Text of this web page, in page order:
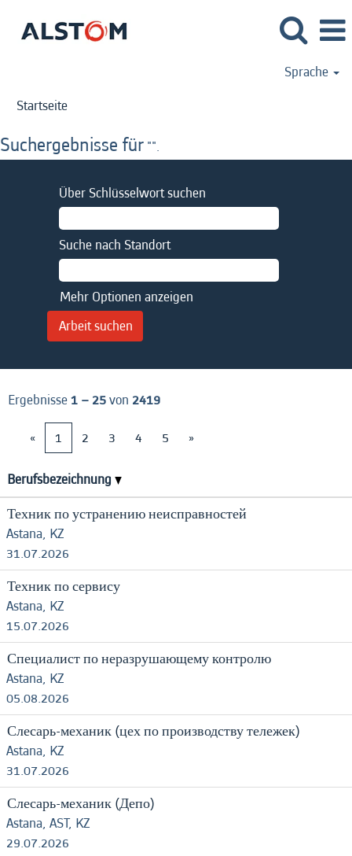
Sprache
Startseite
Suchergebnisse für "".
Über Schlüsselwort suchen
Suche nach Standort
Mehr Optionen anzeigen
Ergebnisse1 – 25von 2419
«
1 2 3 4 5 »
Berufsbezeichnung
Техник по устранению неисправностей
Astana, KZ
31.07.2026
Техник по сервису
Astana, KZ
15.07.2026
Специалист по неразрушающему контролю
Astana, KZ
05.08.2026
Слесарь-механик (цех по производству тележек)
Astana, KZ
31.07.2026
Слесарь-механик (Депо)
Astana, AST, KZ
29.07.2026